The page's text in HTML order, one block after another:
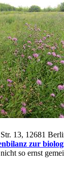
13, 12681
zur
so ernst